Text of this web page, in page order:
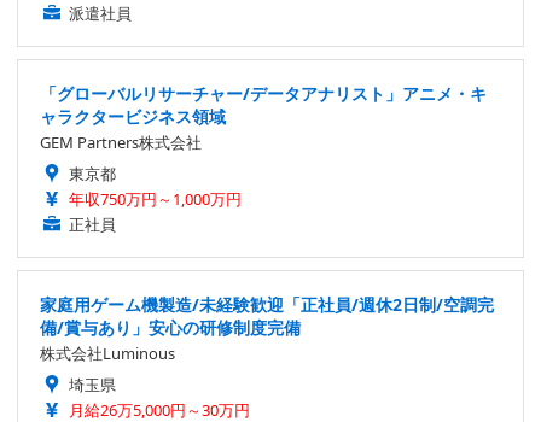
派遣社員
「グローバルリサーチャー/データアナリスト」アニメ・キ
ャラクタービジネス領域
GEM Partners株式会社
東京都
年収750万円～1,000万円
正社員
家庭用ゲーム機製造/未経験歓迎「正社員/週休2日制/空調完
備/賞与あり」安心の研修制度完備
株式会社Luminous
埼玉県
月給26万5,000円～30万円